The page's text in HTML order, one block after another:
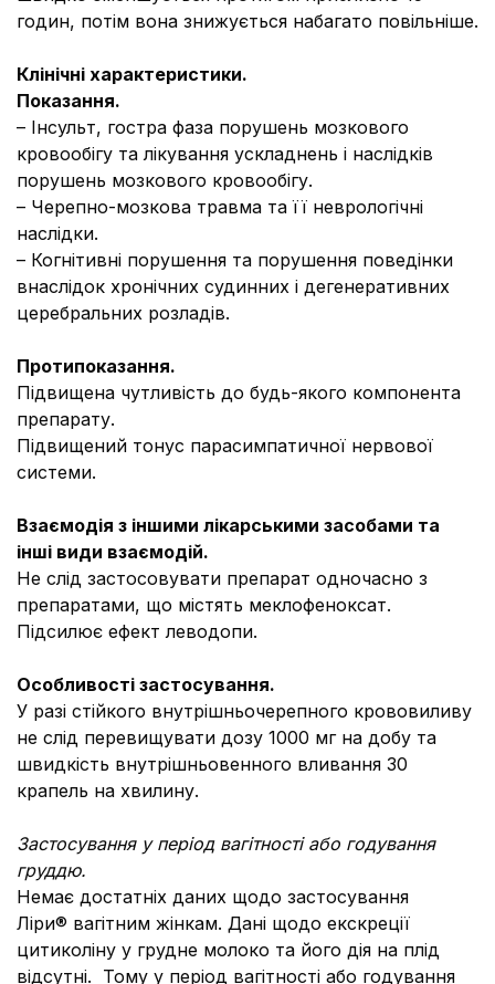
годин, потім вона знижується набагато повільніше.
Клінічні характеристики.
Показання.
– Інсульт, гостра фаза порушень мозкового
кровообігу та лікування ускладнень і наслідків
порушень мозкового кровообігу.
– Черепно-мозкова травма та її неврологічні
наслідки.
– Когнітивні порушення та порушення поведінки
внаслідок хронічних судинних і дегенеративних
церебральних розладів.
Протипоказання.
Підвищена чутливість до будь-якого компонента
препарату.
Підвищений тонус парасимпатичної нервової
системи.
Взаємодія з іншими лікарськими засобами та
інші види взаємодій.
Не слід застосовувати препарат одночасно з
препаратами, що містять меклофеноксат.
Підсилює ефект леводопи.
Особливості застосування.
У разі стійкого внутрішньочерепного крововиливу
не слід перевищувати дозу 1000 мг на добу та
швидкість внутрішньовенного вливання 30
крапель на хвилину.
Застосування у період вагітності або годування
груддю.
Немає достатніх даних щодо застосування
Ліри® вагітним жінкам. Дані щодо екскреції
цитиколіну у грудне молоко та його дія на плід
відсутні. Тому у період вагітності або годування